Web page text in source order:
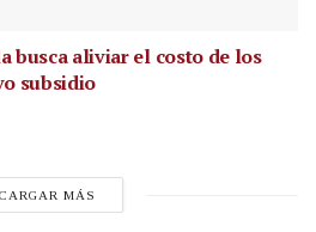
busca aliviar el costo de los
subsidio
CARGAR MÁS